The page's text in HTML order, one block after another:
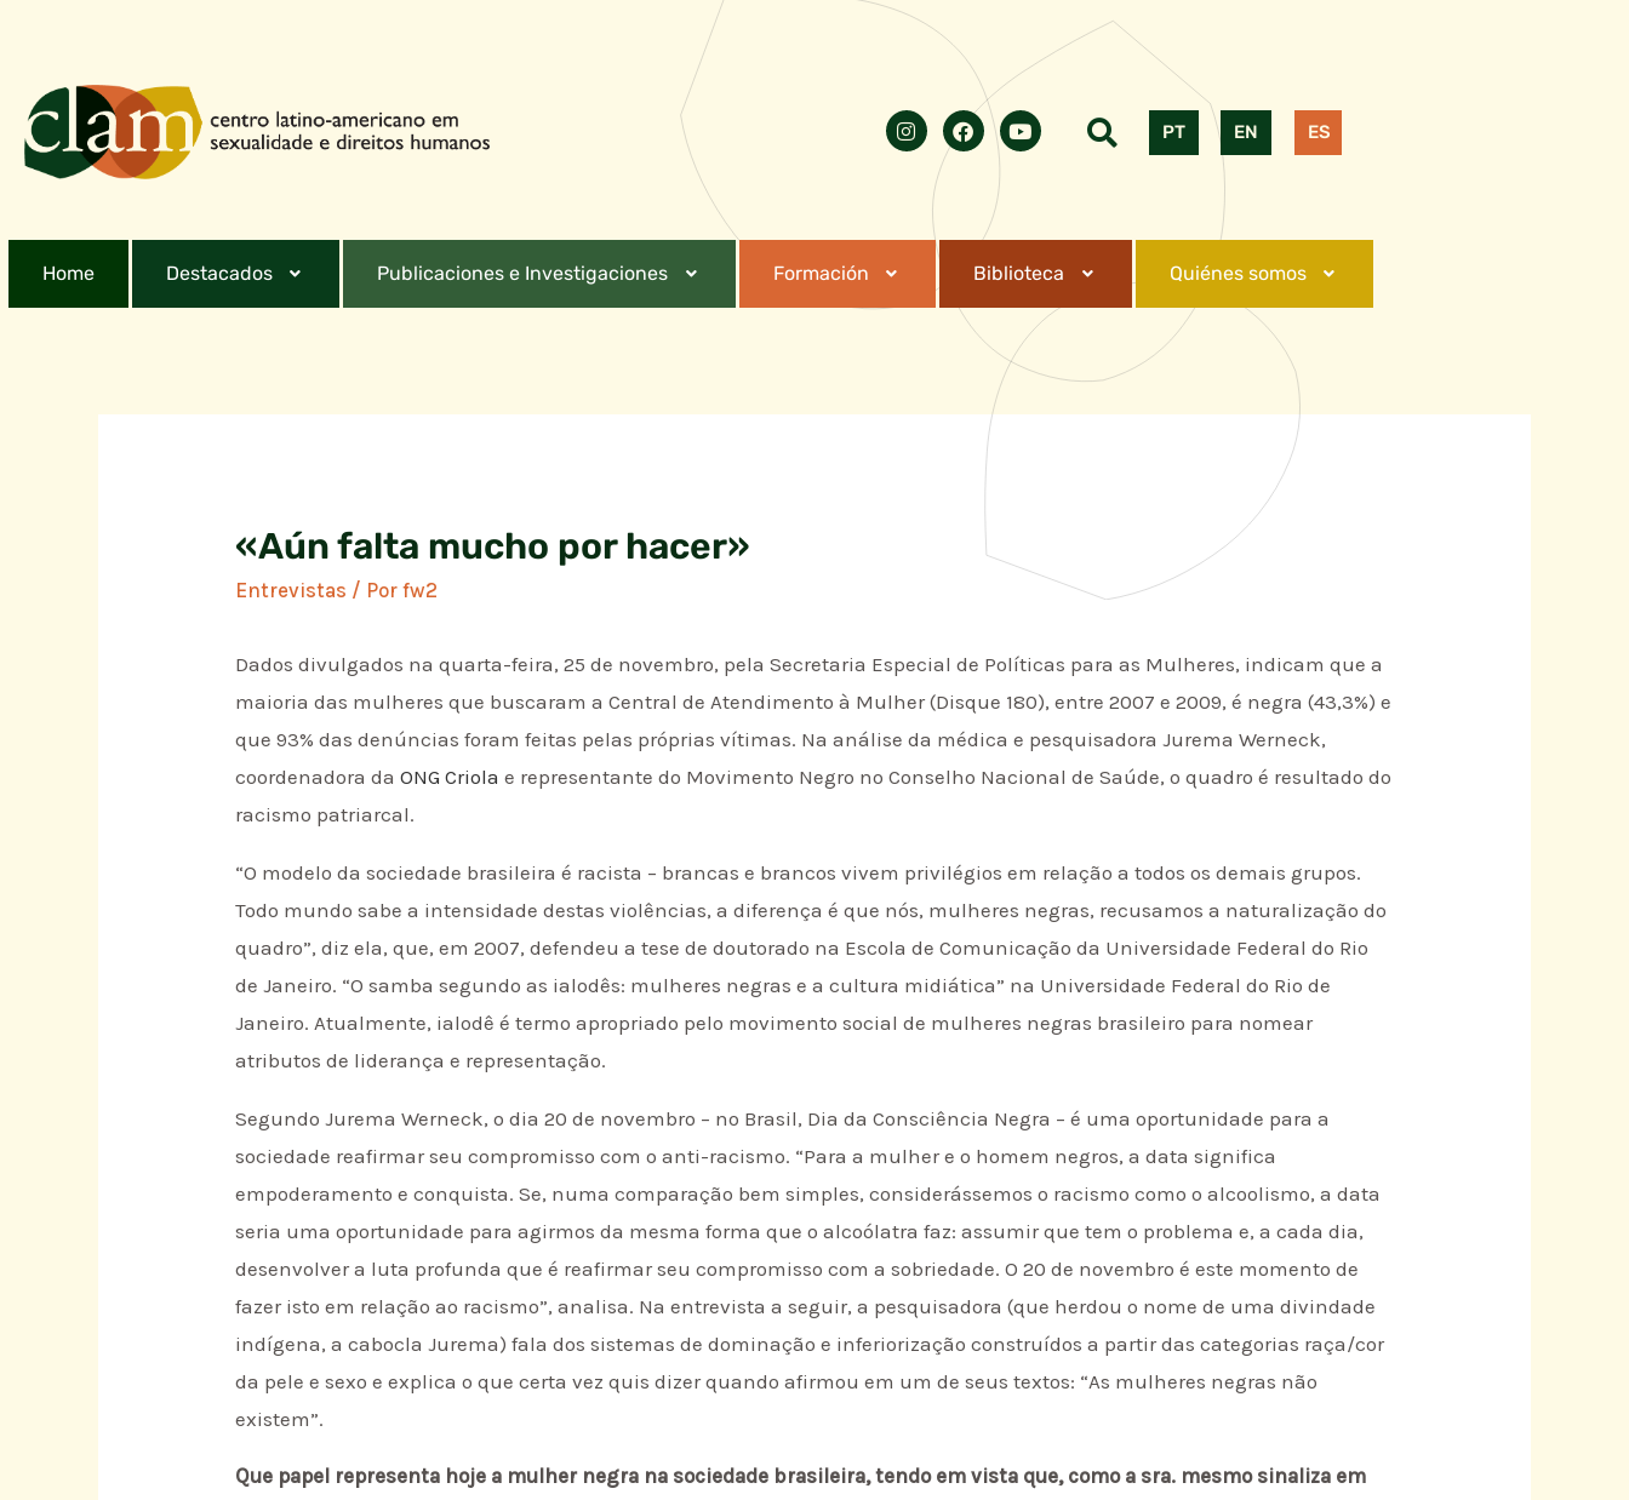
PT EN ES
Home Destacados Publicaciones e Investigaciones Formación Biblioteca Quiénes somos
«Aún falta mucho por hacer»
Entrevistas / Porfw2
Dados divulgados na quarta-feira, 25 de novembro, pela Secretaria Especial de Políticas para as Mulheres, indicam que a
maioria das mulheres que buscaram a Central de Atendimento à Mulher (Disque 180), entre 2007 e 2009, é negra (43,3%) e
que 93% das denúncias foram feitas pelas próprias vítimas. Na análise da médica e pesquisadora Jurema Werneck,
coordenadora daONG Criola e representante do Movimento Negro no Conselho Nacional de Saúde, o quadro é resultado do
racismo patriarcal.
“O modelo da sociedade brasileira é racista – brancas e brancos vivem privilégios em relação a todos os demais grupos.
Todo mundo sabe a intensidade destas violências, a diferença é que nós, mulheres negras, recusamos a naturalização do
quadro”, diz ela, que, em 2007, defendeu a tese de doutorado na Escola de Comunicação da Universidade Federal do Rio
de Janeiro. “O samba segundo as ialodês: mulheres negras e a cultura midiática” na Universidade Federal do Rio de
Janeiro. Atualmente, ialodê é termo apropriado pelo movimento social de mulheres negras brasileiro para nomear
atributos de liderança e representação.
Segundo Jurema Werneck, o dia 20 de novembro – no Brasil, Dia da Consciência Negra – é uma oportunidade para a
sociedade reafirmar seu compromisso com o anti-racismo. “Para a mulher e o homem negros, a data significa
empoderamento e conquista. Se, numa comparação bem simples, considerássemos o racismo como o alcoolismo, a data
seria uma oportunidade para agirmos da mesma forma que o alcoólatra faz: assumir que tem o problema e, a cada dia,
desenvolver a luta profunda que é reafirmar seu compromisso com a sobriedade. O 20 de novembro é este momento de
fazer isto em relação ao racismo”, analisa. Na entrevista a seguir, a pesquisadora (que herdou o nome de uma divindade
indígena, a cabocla Jurema) fala dos sistemas de dominação e inferiorização construídos a partir das categorias raça/cor
da pele e sexo e explica o que certa vez quis dizer quando afirmou em um de seus textos: “As mulheres negras não
existem”.
Que papel representa hoje a mulher negra na sociedade brasileira, tendo em vista que, como a sra. mesmo sinaliza em